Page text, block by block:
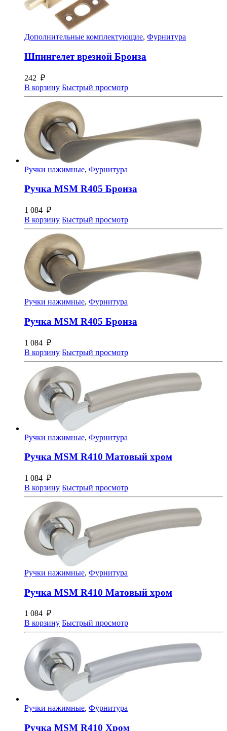
Дополнительные комплектующие, Фурнитура
Шпингелет врезной Бронза
242 ₽
В корзину Быстрый просмотр
Ручки нажимные, Фурнитура
Ручка MSM R405 Бронза
1 084 ₽
В корзину Быстрый просмотр
Ручки нажимные, Фурнитура
Ручка MSM R405 Бронза
1 084 ₽
В корзину Быстрый просмотр
Ручки нажимные, Фурнитура
Ручка MSM R410 Матовый хром
1 084 ₽
В корзину Быстрый просмотр
Ручки нажимные, Фурнитура
Ручка MSM R410 Матовый хром
1 084 ₽
В корзину Быстрый просмотр
Ручки нажимные, Фурнитура
Ручка MSM R410 Хром